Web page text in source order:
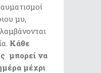
μυ,
Κάθε
μπορεί να
μέχρι